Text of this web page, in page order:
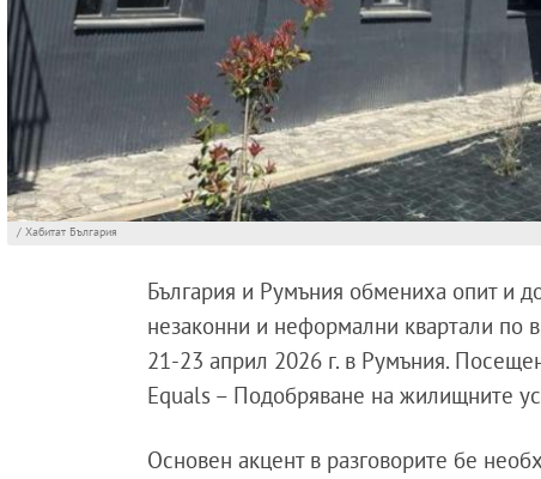
/ Хабитат България
България и Румъния обмениха опит и
незаконни и неформални квартали по
21-23 април 2026 г. в Румъния.
Equals – Подобряване на жилищните
Основен акцент в разговорите бе